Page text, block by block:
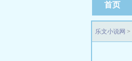
首页
乐文小说网 >